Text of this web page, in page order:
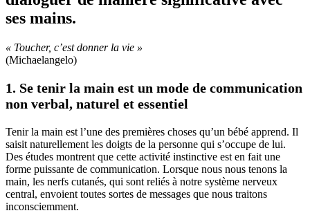
ses mains.
« Toucher, c’est donner la vie »
(Michaelangelo)
1. Se tenir la main est un mode de communication
non verbal, naturel et essentiel
Tenir la main est l’une des premières choses qu’un bébé apprend. Il
saisit naturellement les doigts de la personne qui s’occupe de lui.
Des études montrent que cette activité instinctive est en fait une
forme puissante de communication. Lorsque nous nous tenons la
main, les nerfs cutanés, qui sont reliés à notre système nerveux
central, envoient toutes sortes de messages que nous traitons
inconsciemment.